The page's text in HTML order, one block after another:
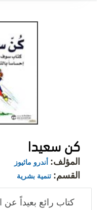
كن سعيدا
المؤلف: أندرو ماثيوز
القسم: تنمية بشرية
كتاب رائع بعيداً عن